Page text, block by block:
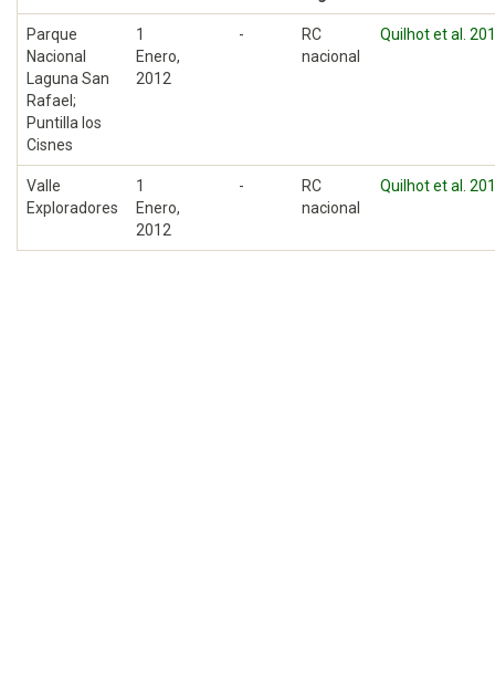
Parque
Nacional
Laguna San
Rafael;
Puntilla los
Cisnes
1
Enero,
2012
-
RC
nacional
Quilhot et al.
Valle
Exploradores
1
Enero,
2012
-
RC
nacional
Quilhot et al.